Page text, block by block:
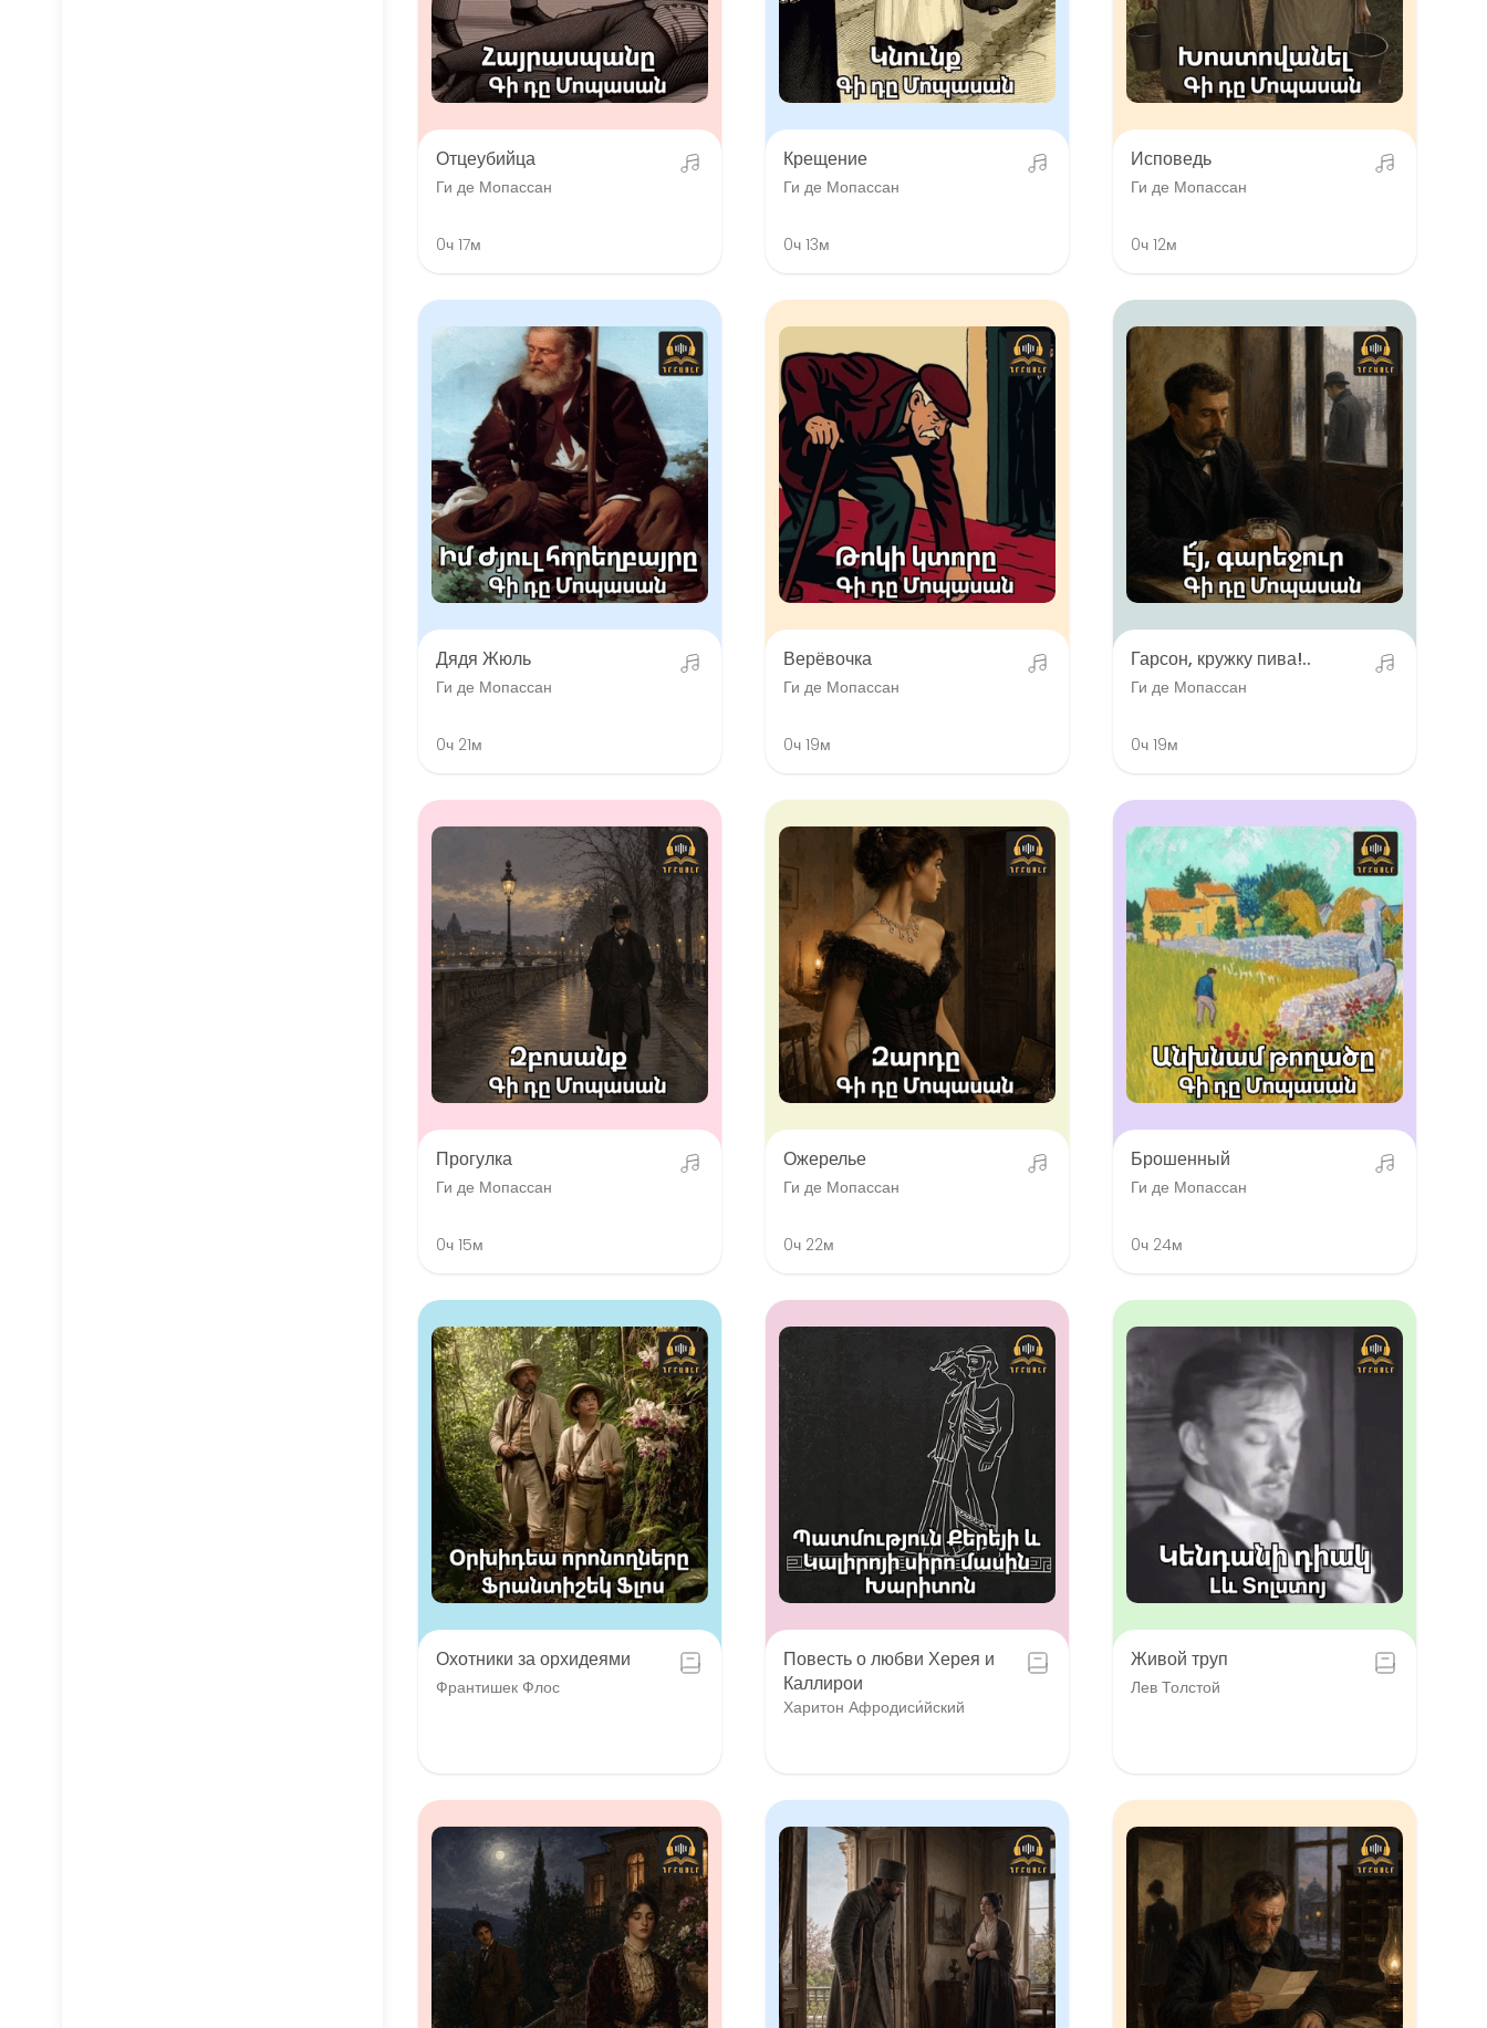
Отцеубийца
Ги де Мопассан
0ч 17м
Крещение
Ги де Мопассан
0ч 13м
Исповедь
Ги де Мопассан
0ч 12м
Дядя Жюль
Ги де Мопассан
0ч 21м
Верёвочка
Ги де Мопассан
0ч 19м
Гарсон, кружку пива!..
Ги де Мопассан
0ч 19м
Прогулка
Ги де Мопассан
0ч 15м
Ожерелье
Ги де Мопассан
0ч 22м
Брошенный
Ги де Мопассан
0ч 24м
Охотники за орхидеями
Франтишек Флос
Повесть о любви Херея и
Каллирои
Харитон Афродиси́йский
Живой труп
Лев Толстой